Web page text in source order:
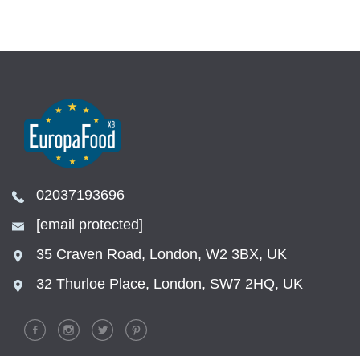
02037193696
[email protected]
35 Craven Road, London, W2 3BX, UK
32 Thurloe Place, London, SW7 2HQ, UK